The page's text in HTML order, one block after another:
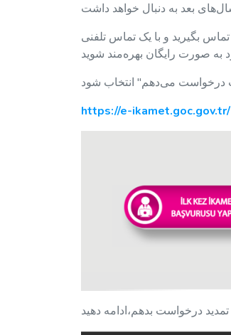
در صورت داشتن هر گونه سوال یا ابهامی می‌توانید با مرکز ارتباطات اتباع خارجی به شماره ۱۵۷تماس بگیرید و با یک تماس تلفنی
https://e-ikamet.goc.gov.tr/